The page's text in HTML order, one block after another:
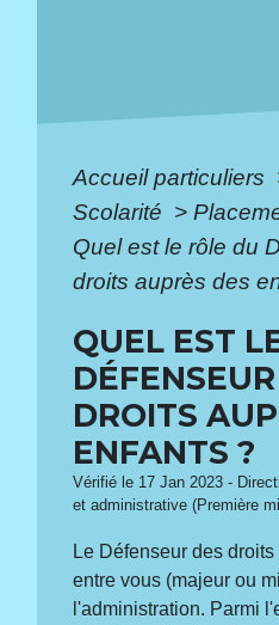
Accueil particuliers
Scolarité >
Quel est le rôle du
droits auprès des
QUEL EST
DROITS
ENFANTS ?
Vérifié le 17 Jan 2023 -
et administrative (Première
Le Défenseur des
entre vous (majeur ou
l'administration. Parmi